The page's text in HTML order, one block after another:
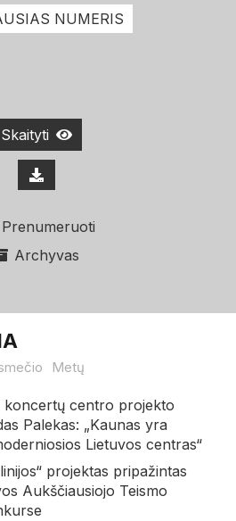
NUMERIS
Skaityti
Prenumeruoti
Archyvas
Metų
koncertų centro projekto
Palekas: „Kaunas yra
Lietuvos centras“
projektas pripažintas
Aukščiausiojo Teismo